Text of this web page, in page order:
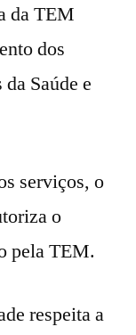
da TEM
dos
Saúde e
serviços, o
o
pela TEM.
respeita a